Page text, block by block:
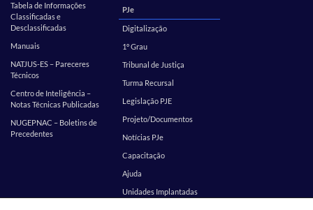
Tabela de Informações
Classificadas e
Desclassificadas
Manuais
NATJUS-ES – Pareceres
Técnicos
Centro de Inteligência –
Notas Técnicas Publicadas
NUGEPNAC – Boletins de
Precedentes
PJe
Digitalização
1º Grau
Tribunal de Justiça
Turma Recursal
Legislação PJE
Projeto/Documentos
Notícias PJe
Capacitação
Ajuda
Unidades Implantadas